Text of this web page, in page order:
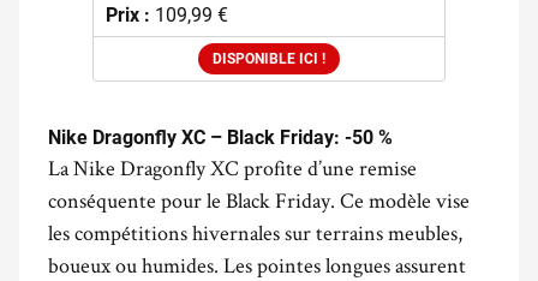
Prix : 109,99 €
DISPONIBLE ICI !
Nike Dragonfly XC – Black Friday: -50 %
La Nike Dragonfly XC profite d’une remise
conséquente pour le Black Friday. Ce modèle vise
les compétitions hivernales sur terrains meubles,
boueux ou humides. Les pointes longues assurent